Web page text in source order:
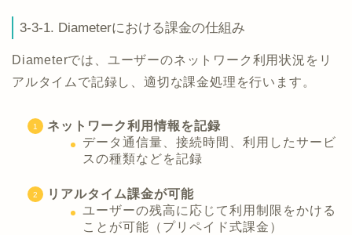
3-3-1. Diameterにおける課金の仕組み
Diameterでは、ユーザーのネットワーク利用状況をリ
アルタイムで記録し、適切な課金処理を行います。
ネットワーク利用情報を記録
データ通信量、接続時間、利用したサービ
スの種類などを記録
リアルタイム課金が可能
ユーザーの残高に応じて利用制限をかける
ことが可能（プリペイド式課金）